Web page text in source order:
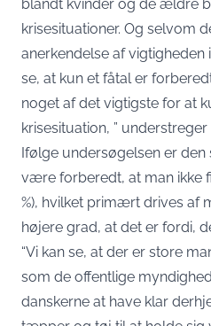
blandt kvinder og de ældre
krisesituationer. Og selvom
anerkendelse af
se, at kun et fåtal er
noget af det vigtigste for at
krisesituation, ”
Ifølge undersøgelsen er
være forberedt, at man ikke
%), hvilket primært drives af
højere grad, at det er fordi,
“Vi kan se, at der er store
som de offentlige
danskerne at have klar